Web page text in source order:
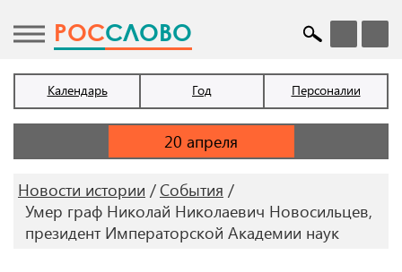
POCСЛОВО
Календарь Год Персоналии
Новости истории
События
Умер граф Николай Николаевич Новосильцев,
президент Императорской Академии наук